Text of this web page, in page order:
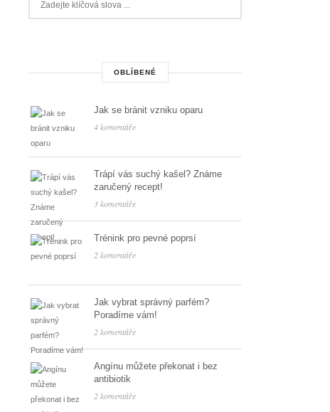
OBLÍBENÉ
Jak se bránit vzniku oparu
4 komentáře
Trápí vás suchý kašel? Známe
zaručený recept!
3 komentáře
Trénink pro pevné poprsí
2 komentáře
Jak vybrat správný parfém?
Poradíme vám!
2 komentáře
Angínu můžete překonat i bez
antibiotik
2 komentáře